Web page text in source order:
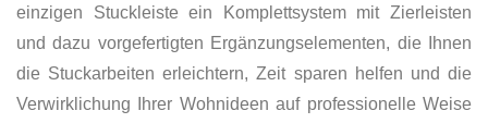
einzigen Stuckleiste ein Komplettsystem mit Zierleisten
und dazu vorgefertigten Ergänzungselementen, die Ihnen
die Stuckarbeiten erleichtern, Zeit sparen helfen und die
Verwirklichung Ihrer Wohnideen auf professionelle Weise